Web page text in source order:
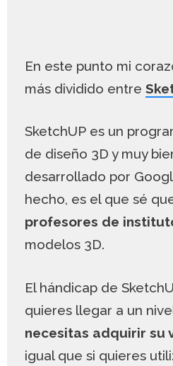
En este punto mi
más dividido entre
SketchUP es un
de diseño 3D y muy
desarrollado por
hecho, es el que sé
profesores de
modelos 3D.
El hándicap de
quieres llegar a un
necesitas adquirir su
igual que si quieres